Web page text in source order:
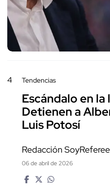
4 Tendencias
Escándalo en la
Detienen a
Luis Potosí
Redacción SoyReferee
06 de abril de 2026